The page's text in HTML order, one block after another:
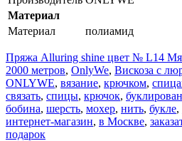
Материал
Материал
полиамид
Пряжа Alluring shine цвет № L14
2000 метров, OnlyWe, Вискоза с
ONLYWE, вязание, крючком,
связать, спицы, крючок,
бобина, шерсть, мохер, нить, букле,
интернет-магазин, в Москве,
подарок